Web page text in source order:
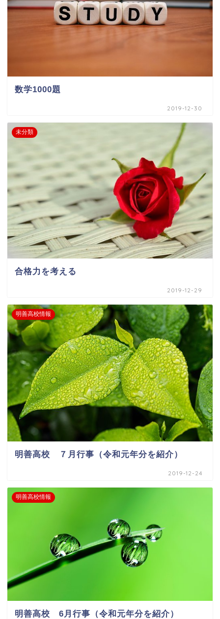
数学1000題
2019-12-30
未分類
合格力を考える
2019-12-29
明善高校情報
明善高校 ７月行事（令和元年分を紹介）
2019-12-24
明善高校情報
明善高校 6月行事（令和元年分を紹介）